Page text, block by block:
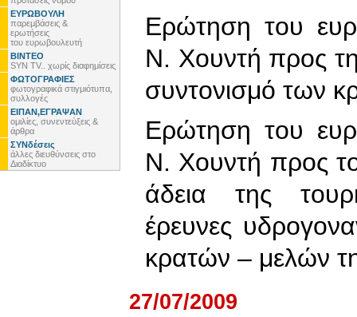
ΕΥΡΩΒΟΥΛΗ
παρεμβάσεις &
ερωτήσεις
του ευρωβουλευτή
ΒΙΝΤΕΟ
SYN TV.. χωρίς διαφημίσεις
ΦΩΤΟΓΡΑΦΙΕΣ
φωτογραφικά στιγμιότυπα,
συλλογές
ΕΙΠΑΝ,ΕΓΡΑΨΑΝ
ομιλίες, συνεντεύξεις &
άρθρα
ΣΥΝδέσεις
άλλες διευθύνσεις στο
Διαδίκτυο
Ερώτηση του
Ν. Χουντή προς
συντονισμό των
Ερώτηση του
Ν. Χουντή προς
άδεια της
έρευνες
κρατών – μελών
27/07/2009